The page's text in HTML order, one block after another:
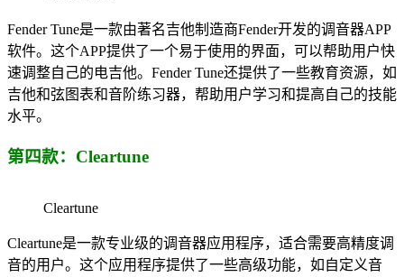
Fender Tune是一款由著名吉他制造商Fender开发的调音器APP
软件。这个APP提供了一个易于使用的界面，可以帮助用户快
速调整自己的电吉他。Fender Tune还提供了一些教育资源，如
吉他和弦图表和音阶练习器，帮助用户学习和提高自己的技能
水平。
第四款：Cleartune
Cleartune
Cleartune是一款专业级的调音器应用程序，适合需要高精度调
音的用户。这个应用程序提供了一些高级功能，如自定义音